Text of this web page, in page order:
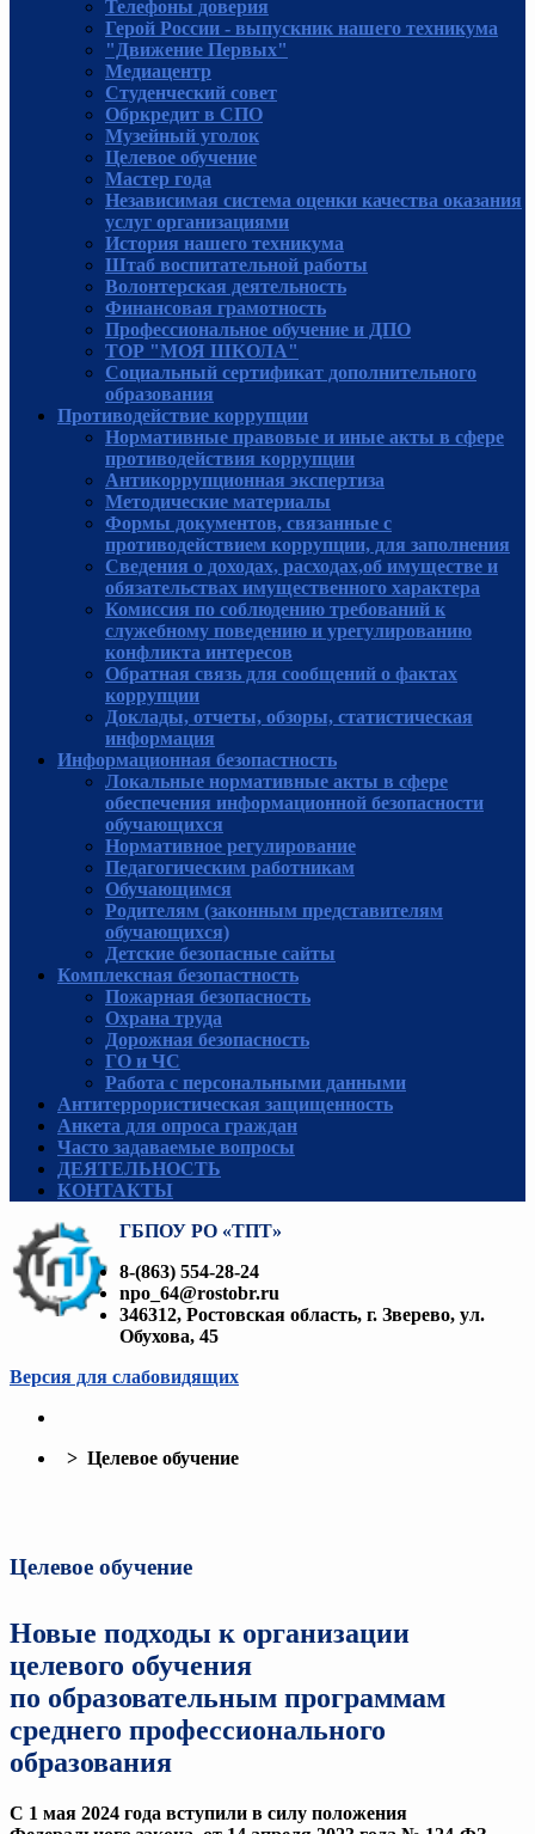
Телефоны доверия
Герой России - выпускник нашего техникума
"Движение Первых"
Медиацентр
Студенческий совет
Обркредит в СПО
Музейный уголок
Целевое обучение
Мастер года
Независимая система оценки качества оказания
услуг организациями
История нашего техникума
Штаб воспитательной работы
Волонтерская деятельность
Финансовая грамотность
Профессиональное обучение и ДПО
ТОР "МОЯ ШКОЛА"
Социальный сертификат дополнительного
образования
Противодействие коррупции
Нормативные правовые и иные акты в сфере
противодействия коррупции
Антикоррупционная экспертиза
Методические материалы
Формы документов, связанные с
противодействием коррупции, для заполнения
Сведения о доходах, расходах,об имуществе и
обязательствах имущественного характера
Комиссия по соблюдению требований к
служебному поведению и урегулированию
конфликта интересов
Обратная связь для сообщений о фактах
коррупции
Доклады, отчеты, обзоры, статистическая
информация
Информационная безопастность
Локальные нормативные акты в сфере
обеспечения информационной безопасности
обучающихся
Нормативное регулирование
Педагогическим работникам
Обучающимся
Родителям (законным представителям
обучающихся)
Детские безопасные сайты
Комплексная безопастность
Пожарная безопасность
Охрана труда
Дорожная безопасность
ГО и ЧС
Работа с персональными данными
Антитеррористическая защищенность
Анкета для опроса граждан
Часто задаваемые вопросы
ДЕЯТЕЛЬНОСТЬ
КОНТАКТЫ
ГБПОУ РО «ТПТ»
8-(863) 554-28-24
npo_64@rostobr.ru
346312, Ростовская область, г. Зверево, ул.
Обухова, 45
Версия для слабовидящих
> Целевое обучение
Целевое обучение
Новые подходы к организации
целевого обучения
по образовательным программам
среднего профессионального
образования
С 1 мая 2024 года вступили в силу положения